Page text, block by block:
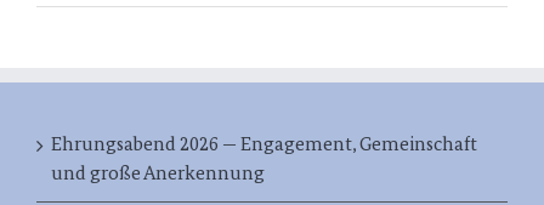
Ehrungsabend 2026 — Engagement, Gemeinschaft
und große Anerkennung